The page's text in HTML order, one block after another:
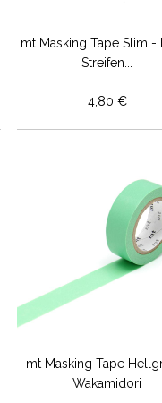
mt Masking Tape Slim -
Streifen...
4,80 €
mt Masking Tape
Wakamidori